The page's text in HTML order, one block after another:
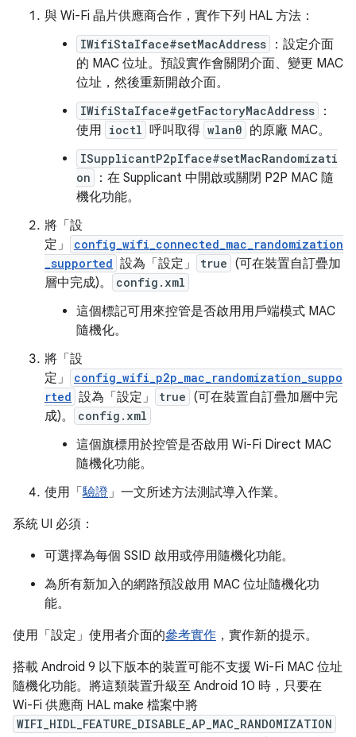
與 Wi-Fi 晶片供應商合作，實作下列 HAL 方法：
IWifiStaIface#setMacAddress
：設定介面
的 MAC 位址。預設實作會關閉介面、變更 MAC
位址，然後重新開啟介面。
IWifiStaIface#getFactoryMacAddress
：
使用 ioctl 呼叫取得 wlan0 的原廠 MAC。
ISupplicantP2pIface#setMacRandomizati
on
：在 Supplicant 中開啟或關閉 P2P MAC 隨
機化功能。
將「設
定」
config_wifi_connected_mac_randomization
_supported 設為「設定」 true (可在裝置自訂疊加
層中完成)。
config.xml
這個標記可用來控管是否啟用用戶端模式 MAC
隨機化。
將「設
定」
config_wifi_p2p_mac_randomization_suppo
rted 設為「設定」 true (可在裝置自訂疊加層中完
成)。
config.xml
這個旗標用於控管是否啟用 Wi-Fi Direct MAC
隨機化功能。
使用「驗證」一文所述方法測試導入作業。
系統 UI 必須：
可選擇為每個 SSID 啟用或停用隨機化功能。
為所有新加入的網路預設啟用 MAC 位址隨機化功
能。
使用「設定」使用者介面的參考實作 ，實作新的提示。
搭載 Android 9 以下版本的裝置可能不支援 Wi-Fi MAC 位址
隨機化功能。將這類裝置升級至 Android 10 時，只要在
Wi-Fi 供應商 HAL make 檔案中將
WIFI_HIDL_FEATURE_DISABLE_AP_MAC_RANDOMIZATION